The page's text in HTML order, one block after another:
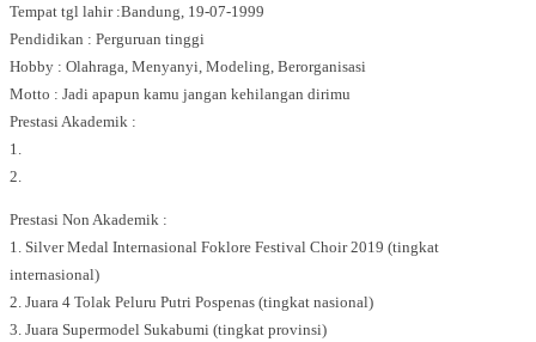
Tempat tgl lahir :Bandung, 19-07-1999
Pendidikan : Perguruan tinggi
Hobby : Olahraga, Menyanyi, Modeling, Berorganisasi
Motto : Jadi apapun kamu jangan kehilangan dirimu
Prestasi Akademik :
1.
2.
Prestasi Non Akademik :
1. Silver Medal Internasional Foklore Festival Choir 2019 (tingkat
internasional)
2. Juara 4 Tolak Peluru Putri Pospenas (tingkat nasional)
3. Juara Supermodel Sukabumi (tingkat provinsi)